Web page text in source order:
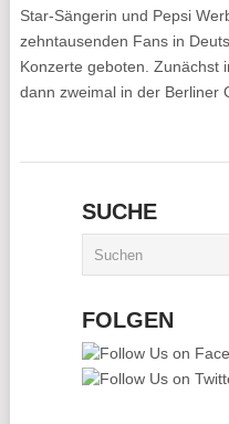
Star-Sängerin und Pepsi
zehntausenden Fans in
Konzerte geboten. Zunächst
dann zweimal in der Berliner
SUCHE
FOLGEN